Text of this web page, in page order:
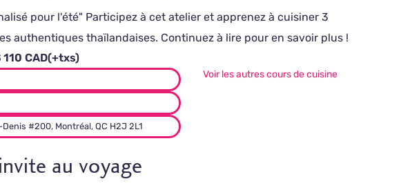
pour l'été" Participez à cet atelier et apprenez à cuisiner 3
authentiques thaïlandaises. Continuez à lire pour en savoir plus !
110 CAD(+txs)
#200, Montréal, QC H2J 2L1
Voir les autres cours de cuisine
au voyage